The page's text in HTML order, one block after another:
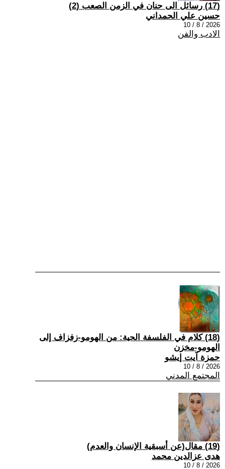
(17) رسائل الى حنان في الزمن الصعب (2)
حسين علي الحمداني
2026 / 8 / 10
الادب والفن
(18) كلام في الفلسفة الحية: من الهومو-زفزاف إلى
الهومو-مخزن
حمزة آيت إيشو
2026 / 8 / 10
المجتمع المدني
(19) مقال(عن أسبقية الإنسان والعدم)
هدى عزالدين محمد
2026 / 8 / 10